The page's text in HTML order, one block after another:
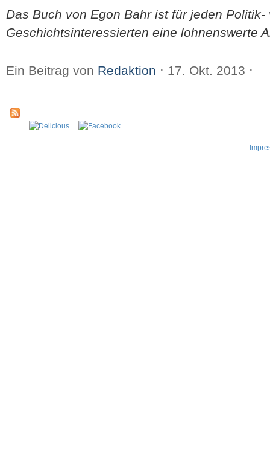
Das Buch von Egon Bahr ist für jeden
Geschichtsinteressierten eine lohnenswerte
Ein Beitrag von Redaktion ⋅ 17. Okt. 2013 ⋅